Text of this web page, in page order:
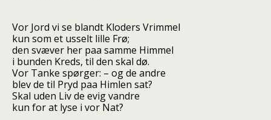
Vor Jord vi se blandt Kloders Vrimmel
kun som et usselt lille Frø;
den svæver her paa samme Himmel
i bunden Kreds, til den skal dø.
Vor Tanke spørger: – og de andre
blev de til Pryd paa Himlen sat?
Skal uden Liv de evig vandre
kun for at lyse i vor Nat?